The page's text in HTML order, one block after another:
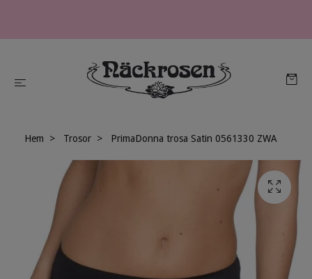
Hem Trosor PrimaDonna trosa Satin 0561330 ZWA